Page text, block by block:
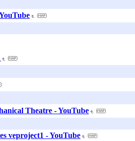
Theatre - YouTube
veproject1 - YouTube